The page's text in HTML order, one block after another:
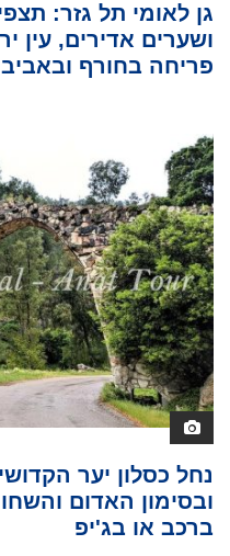
גן לאומי תל גזר:
ושערים אדירים, עין
פריחה בחורף
נחל כסלון יער
ובסימון האדום
ברכב או בג'יפ